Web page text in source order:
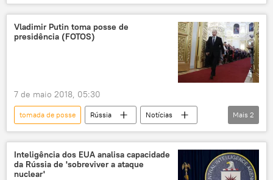
Notícias
Donald Trump
Casa Branca
EUA
Vladimir Putin toma posse de
presidência (FOTOS)
7 de maio 2018, 05:30
tomada de posse Rússia
Notícias
Moscou
Vladimir Putin
Mais 2
Inteligência dos EUA analisa capacidade
da Rússia de 'sobreviver a ataque
nuclear'